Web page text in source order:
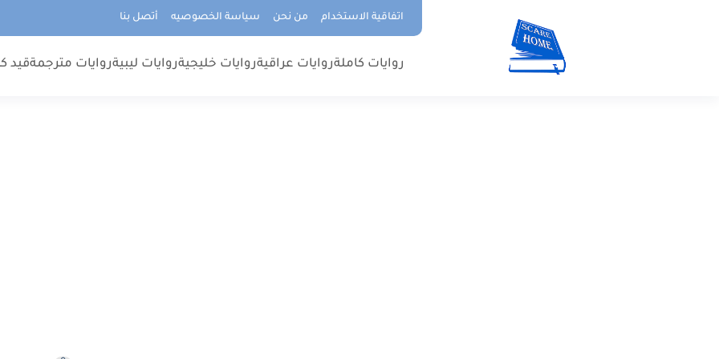
اتفاقية الاستخدام من نحن سياسة الخصوصيه أتصل بنا
روايات كاملةروايات عراقيةروايات خليجيةروايات ليبيةروايات مترجمةقيد